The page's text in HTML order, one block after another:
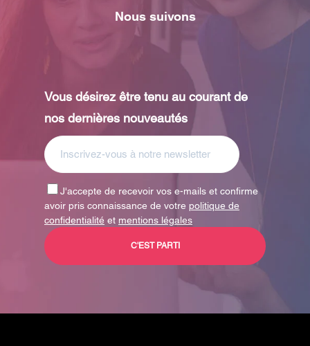
Nous suivons
Vous désirez être tenu au courant de
nos dernières nouveautés
J'accepte de recevoir vos e-mails et confirme
avoir pris connaissance de votre politique de
confidentialité et mentions légales